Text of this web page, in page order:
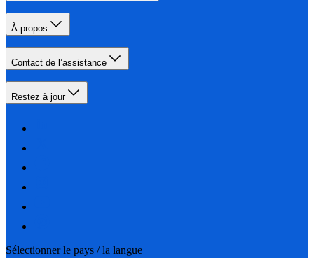
À propos
Contact de l’assistance
Restez à jour
Sélectionner le pays / la langue